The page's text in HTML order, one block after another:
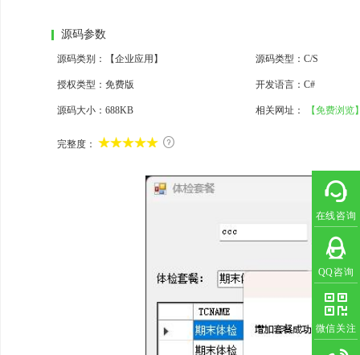
在线咨询
QQ咨询
微信关注
源码参数
源码类别：【企业应用】 源码类型：C/S
授权类型：免费版 开发语言：C#
源码大小： 688KB 相关网址： 【免费浏览
完整度： 